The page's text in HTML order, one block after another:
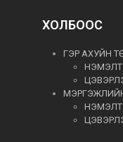
ХОЛБООС
ГЭР АХУЙН
НЭМЭЛТ
НЭМЭЛТ